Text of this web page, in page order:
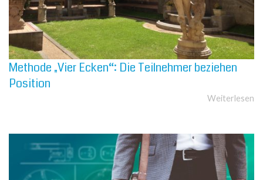
Methode „Vier Ecken“: Die Teilnehmer beziehen
Position
Weiterlesen